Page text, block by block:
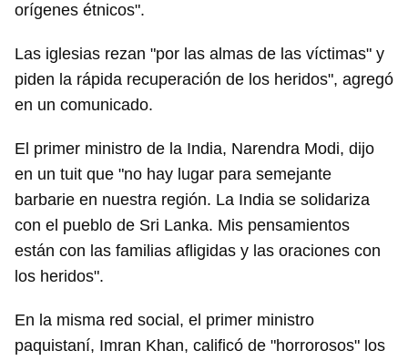
Guardar como favorito
Para poder guardar como favorito, primero has de
INICIAR SESIÓN CANCELAR
orígenes étnicos".
Las iglesias rezan "por las almas de las víctimas" y
piden la rápida recuperación de los heridos", agregó
en un comunicado.
El primer ministro de la India, Narendra Modi, dijo
en un tuit que "no hay lugar para semejante
barbarie en nuestra región. La India se solidariza
con el pueblo de Sri Lanka. Mis pensamientos
están con las familias afligidas y las oraciones con
los heridos".
En la misma red social, el primer ministro
paquistaní, Imran Khan, calificó de "horrorosos" los